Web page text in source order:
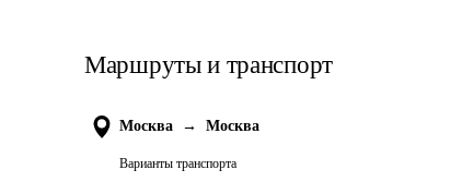
Маршруты и транспорт
Москва → Москва
Варианты транспорта